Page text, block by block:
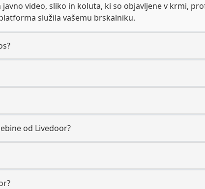
video, sliko in koluta, ki so objavljene v krmi,
služila vašemu brskalniku.
od Livedoor?